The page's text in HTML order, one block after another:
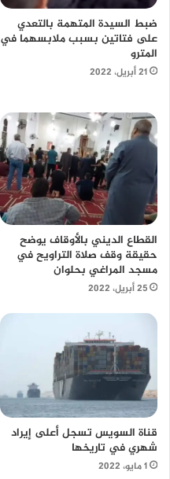
ضبط السيدة المتهمة بالتعدي
على فتاتين بسبب ملابسهما في
المترو
21 أبريل، 2022
القطاع الديني بالأوقاف يوضح
حقيقة وقف صلاة التراويح في
مسجد المراغي بحلوان
25 أبريل، 2022
قناة السويس تسجل أعلى إيراد
شهري في تاريخها
1 مايو، 2022